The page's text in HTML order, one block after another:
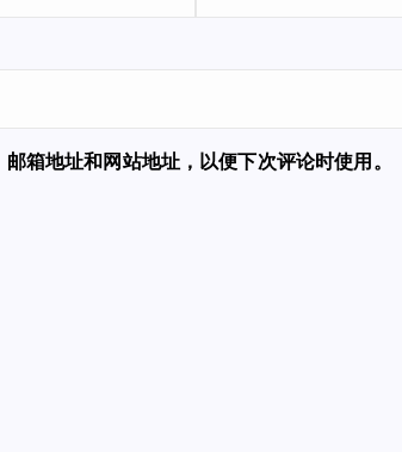
箱地址和网站地址，以便下次评论时使用。